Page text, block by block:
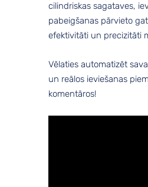
cilindriskas sagataves,
pabeigšanas pārvieto
efektivitāti un precizitāti
Vēlaties automatizēt
un reālos ieviešanas
komentāros!